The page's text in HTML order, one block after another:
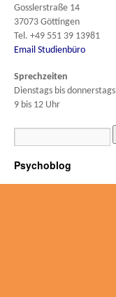
Gosslerstraße 14
37073 Göttingen
Tel. +49 551 39 13981
Email Studienbüro
Sprechzeiten
Dienstags bis donnerstags
9 bis 12 Uhr
Psychoblog